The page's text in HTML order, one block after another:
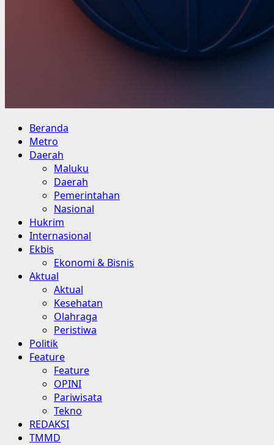
Primary
Menu
Beranda
Metro
Daerah
Maluku
Daerah
Pemerintahan
Nasional
Hukrim
Internasional
Ekbis
Ekonomi & Bisnis
Aktual
Aktual
Kesehatan
Olahraga
Peristiwa
Politik
Feature
Feature
OPINI
Pariwisata
Tekno
REDAKSI
TMMD